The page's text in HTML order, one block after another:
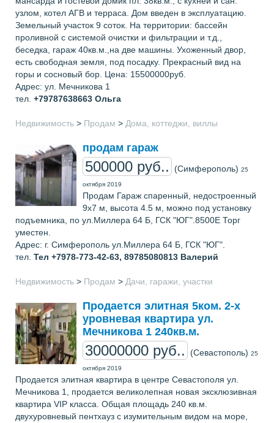
узлом, котел АГВ и терраса. Дом введен в эксплуатацию.
Земельный участок 9 соток. На территории: бассейн
проливной с системой очистки и фильтрации и т.д.,
беседка, гараж 40кв.м.,на две машины. Ухоженный двор,
есть свободная земля, под посадку. Прекрасный вид на
горы и сосновый бор. Цена: 15500000руб.
Адрес: ул. Мечникова 1
тел. +79787638663 Ольга
Недвижимость > Продам > Дома, коттеджи, виллы
продам гараж
500000 руб.. (Симферополь) 25
октября 2019
Продам Гараж спаренный, недостроенный
9х7 м, высота 4.5 м, можно под установку
подъемника, по ул.Миллера 64 Б, ГСК "ЮГ".8500Е Торг
уместен.
Адрес: г. Симферополь ул.Миллера 64 Б, ГСК "ЮГ".
тел. Тел +7978-773-42-63, 89785080813 Валерий
Недвижимость > Продам > Дачи, гаражи, участки
Продается элитная 5ком. 2-х
уровневая квартира ул.
Мечникова 1 240кв.м.
30000000 руб.. (Севастополь) 25
октября 2019
Продается элитная квартира в центре Севастополя ул.
Мечникова 1, продается великолепная новая эксклюзивная
квартира VIP класса. Общая площадь 240 кв.м.
двухуровневый пентхауз с изумительным видом на море,